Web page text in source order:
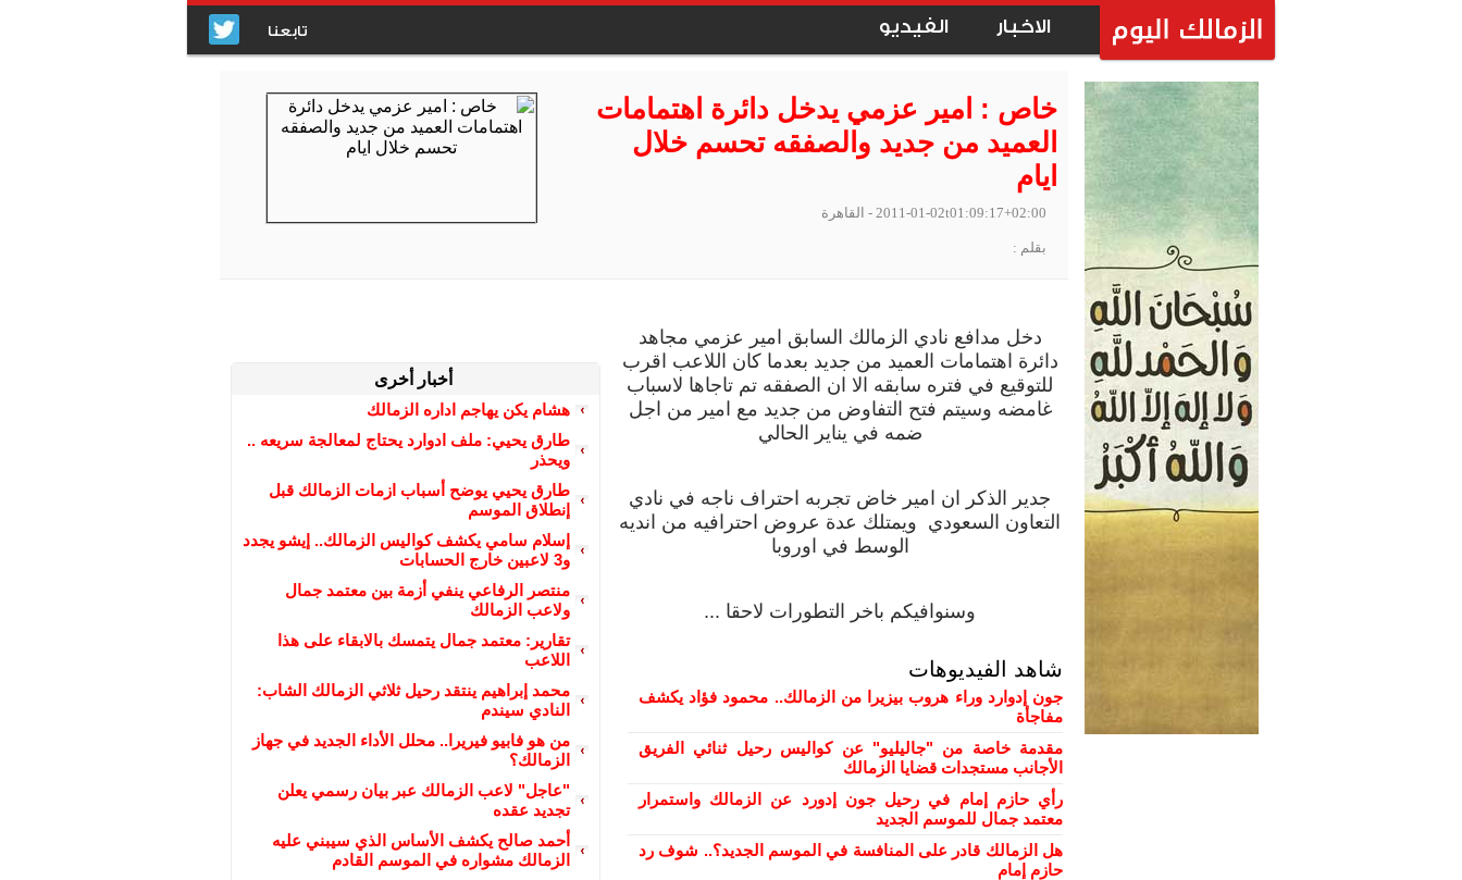
الاخبار الفيديو تابعنا
خاص : امير عزمي يدخل دائرة اهتمامات
العميد من جديد والصفقه تحسم خلال
ايام
2011-01-02t01:09:17+02:00 - القاهرة
بقلم :
أخبار أخرى
هشام يكن يهاجم اداره الزمالك
طارق يحيي: ملف ادوارد يحتاج لمعالجة سريعه ..
ويحذر
طارق يحيي يوضح أسباب ازمات الزمالك قبل
إنطلاق الموسم
إسلام سامي يكشف كواليس الزمالك.. إيشو يجدد
و3 لاعبين خارج الحسابات
منتصر الرفاعي ينفي أزمة بين معتمد جمال
ولاعب الزمالك
تقارير: معتمد جمال يتمسك بالابقاء على هذا
اللاعب
محمد إبراهيم ينتقد رحيل ثلاثي الزمالك الشاب:
النادي سيندم
من هو فابيو فيريرا.. محلل الأداء الجديد في جهاز
الزمالك؟
"عاجل" لاعب الزمالك عبر بيان رسمي يعلن
تجديد عقده
أحمد صالح يكشف الأساس الذي سيبني عليه
الزمالك مشواره في الموسم القادم
دخل مدافع نادي الزمالك السابق امير عزمي مجاهد
دائرة اهتمامات العميد من جديد بعدما كان اللاعب اقرب
للتوقيع في فتره سابقه الا ان الصفقه تم تاجاها لاسباب
غامضه وسيتم فتح التفاوض من جديد مع امير من اجل
ضمه في يناير الحالي
جدير الذكر ان امير خاض تجربه احتراف ناجه في نادي
التعاون السعودي ويمتلك عدة عروض احترافيه من انديه
الوسط في اوروبا
وسنوافيكم باخر التطورات لاحقا ...
شاهد الفيديوهات
جون إدوارد وراء هروب بيزيرا من الزمالك.. محمود فؤاد يكشف
مفاجأة
مقدمة خاصة من "جاليليو" عن كواليس رحيل ثنائي الفريق
الأجانب مستجدات قضايا الزمالك
رأي حازم إمام في رحيل جون إدورد عن الزمالك واستمرار
معتمد جمال للموسم الجديد
هل الزمالك قادر على المنافسة في الموسم الجديد؟.. شوف رد
حازم إمام